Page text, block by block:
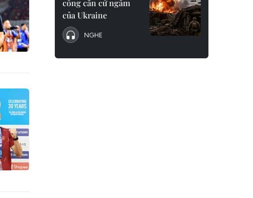
công căn cứ ngầm
của Ukraine
NGHE